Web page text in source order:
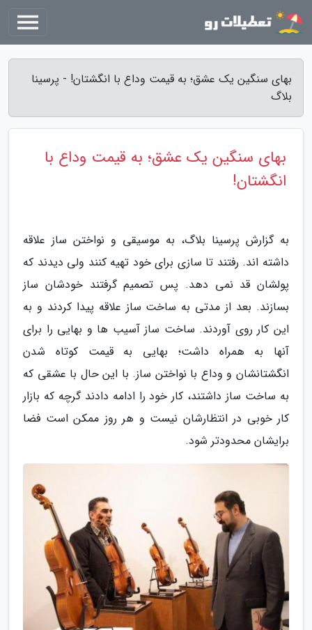
بهای سنگین یک عشق؛ به قیمت وداع با انگشتان! - پرسینا
بلاگ
بهای سنگین یک عشق؛ به قیمت وداع با
انگشتان!
به گزارش پرسینا بلاگ، به موسیقی و نواختن ساز علاقه
داشته اند. رفتند تا سازی برای خود تهیه کنند ولی دیدند که
پولشان قد نمی دهد. پس تصمیم گرفتند خودشان ساز
بسازند. بعد از مدتی به ساخت ساز علاقه پیدا کردند و به
این کار روی آوردند. ساخت ساز آسیب ها و بهایی را برای
آنها به همراه داشت؛ بهایی به قیمت کوتاه شدن
انگشتانشان و وداع با نواختن ساز. با این حال با عشقی که
به ساخت ساز داشتند، کار خود را ادامه دادند گرچه که بازار
کار خوبی در انتظارشان نیست و هر روز ممکن است فضا
برایشان محدودتر شود.